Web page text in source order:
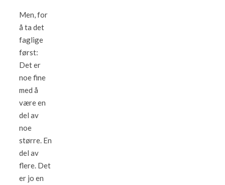
Men, for
å ta det
faglige
først:
Det er
noe fine
med å
være en
del av
noe
større. En
del av
flere. Det
er jo en